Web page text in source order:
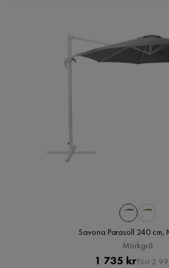
Savona Parasoll 240 cm,
Mörkgrå
Pris
1 735 krFörr 2